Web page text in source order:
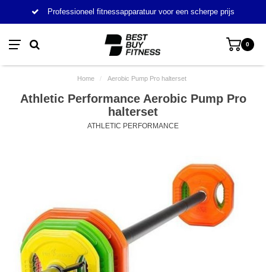
Professioneel fitnessapparatuur voor een scherpe prijs
0
Home / Aerobic Pump Pro halterset
Athletic Performance Aerobic Pump Pro
halterset
ATHLETIC PERFORMANCE